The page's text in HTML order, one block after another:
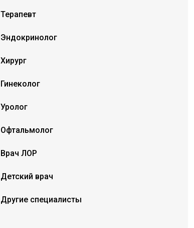
Терапевт
Эндокринолог
Хирург
Гинеколог
Уролог
Офтальмолог
Врач ЛОР
Детский врач
Другие специалисты